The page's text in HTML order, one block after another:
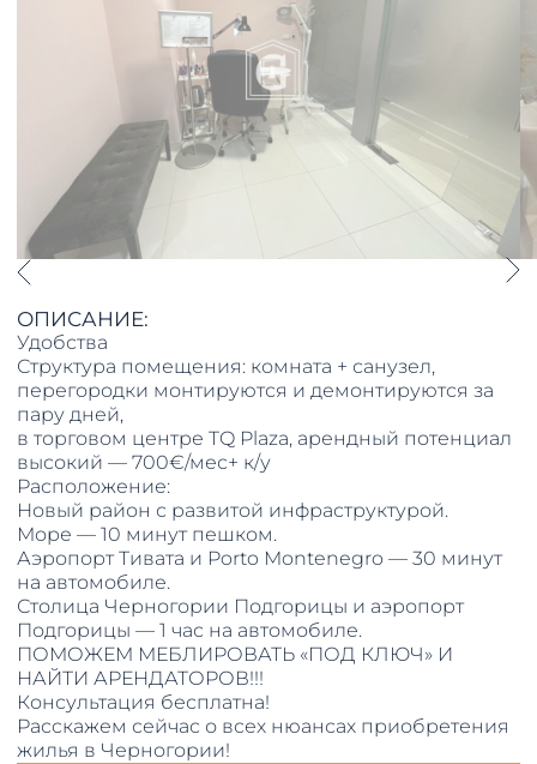
ОПИСАНИЕ:
Удобства
Структура помещения: комната + санузел,
перегородки монтируются и демонтируются за
пару дней,
в торговом центре TQ Plaza, арендный потенциал
высокий — 700€/мес+ к/у
Расположение:
Новый район с развитой инфраструктурой.
Море — 10 минут пешком.
Аэропорт Тивата и Porto Montenegro — 30 минут
на автомобиле.
Столица Черногории Подгорицы и аэропорт
Подгорицы — 1 час на автомобиле.
ПОМОЖЕМ МЕБЛИРОВАТЬ «ПОД КЛЮЧ» И
НАЙТИ АРЕНДАТОРОВ!!!
Консультация бесплатна!
Расскажем сейчас о всех нюансах приобретения
жилья в Черногории!